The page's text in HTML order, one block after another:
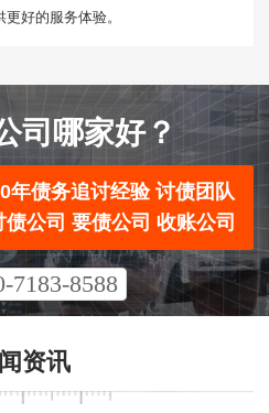
好的服务体验。
司哪家好？
年债务追讨经验 讨债团队
公司 要债公司 收账公司
7183-8588
资讯